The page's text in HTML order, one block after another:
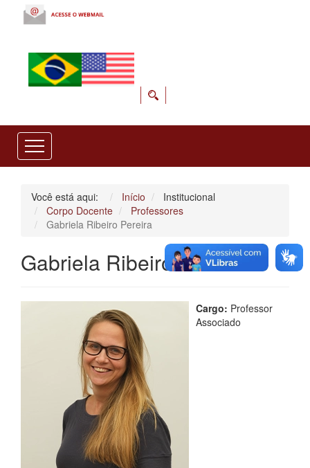
Você está aqui: Início
Institucional
Corpo Docente
Professores
Gabriela Ribeiro Pereira
Gabriela Ribeiro Pereira
Cargo: Professor
Associado